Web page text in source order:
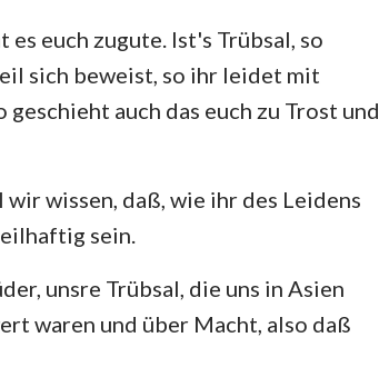
2. Petrus
2. Johannes
euch zugute. Ist's Trübsal, so
sich beweist, so ihr leidet mit
auch das euch zu Trost und
wissen, daß, wie ihr des Leidens
sein.
unsre Trübsal, die uns in Asien
waren und über Macht, also daß